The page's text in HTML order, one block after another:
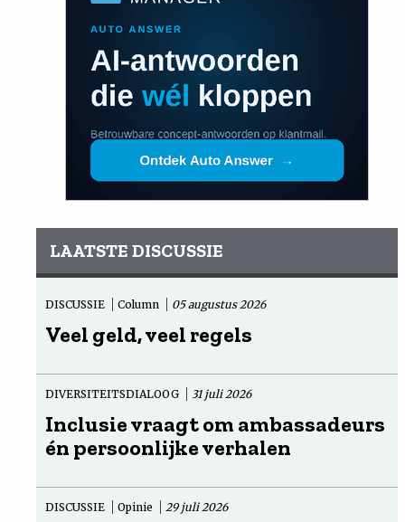
LAATSTE DISCUSSIE
DISCUSSIE Column 05 augustus 2026
Veel geld, veel regels
DIVERSITEITSDIALOOG 31 juli 2026
Inclusie vraagt om ambassadeurs
én persoonlijke verhalen
DISCUSSIE Opinie 29 juli 2026